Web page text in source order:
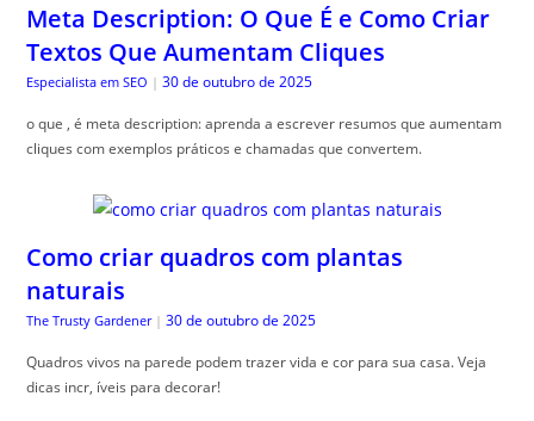
Meta Description: O Que É e Como Criar
Textos Que Aumentam Cliques
Especialista em SEO | 30 de outubro de 2025
o que , é meta description: aprenda a escrever resumos que aumentam
cliques com exemplos práticos e chamadas que convertem.
Como criar quadros com plantas
naturais
The Trusty Gardener | 30 de outubro de 2025
Quadros vivos na parede podem trazer vida e cor para sua casa. Veja
dicas incr, íveis para decorar!